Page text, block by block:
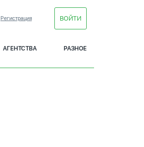
Регистрация ВОЙТИ
АГЕНТСТВА РАЗНОЕ